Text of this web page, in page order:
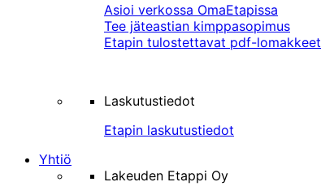
Asioi verkossa OmaEtapissa
Tee jäteastian kimppasopimus
Etapin tulostettavat pdf-lomakkeet
Laskutustiedot
Etapin laskutustiedot
Yhtiö
Lakeuden Etappi Oy